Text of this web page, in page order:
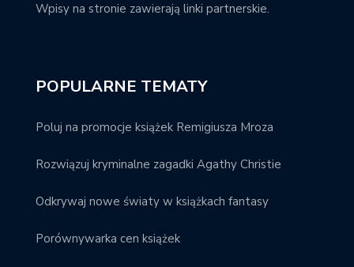
Wpisy na stronie zawierają linki partnerskie.
POPULARNE TEMATY
Poluj na promocje książek Remigiusza Mroza
Rozwiązuj kryminalne zagadki Agathy Christie
Odkrywaj nowe światy w książkach fantasy
Porównywarka cen książek